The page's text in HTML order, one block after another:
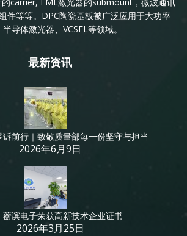
件等等。DPC陶瓷基板被广泛应用于大功率
导体激光器、VCSEL等领域。
最新资讯
前行｜致敬质量部每一份坚守与担当
2026年6月9日
滨电子荣获高新技术企业证书
2026年3月25日